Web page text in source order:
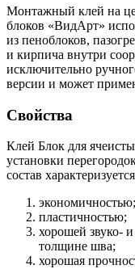
Монтажный клей на
блоков «ВидАрт»
из пеноблоков,
и кирпича внутри
исключительно
версии и может
Свойства
Клей Блок для
установки
состав
экономичностью;
пластичностью;
хорошей звуко-
толщине шва;
хорошая